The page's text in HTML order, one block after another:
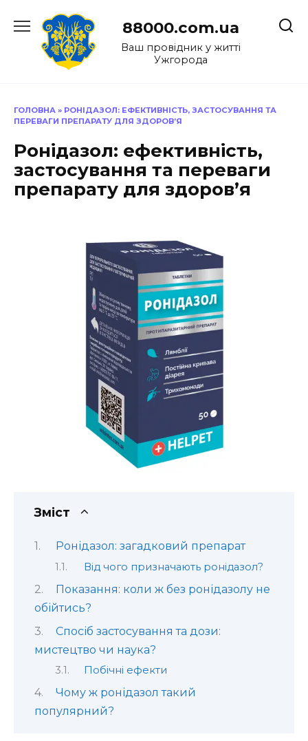
до
88000.com.ua
Ваш провідник у житті
Ужгорода
ГОЛОВНА » РОНІДАЗОЛ: ЕФЕКТИВНІСТЬ, ЗАСТОСУВАННЯ ТА
ПЕРЕВАГИ ПРЕПАРАТУ ДЛЯ ЗДОРОВ’Я
Ронідазол: ефективність,
застосування та переваги
препарату для здоров’я
Зміст
Ронідазол: загадковий препарат
Від чого призначають ронідазол?
Показання: коли ж без ронідазолу не
обійтись?
Спосіб застосування та дози:
мистецтво чи наука?
Побічні ефекти
Чому ж ронідазол такий
популярний?